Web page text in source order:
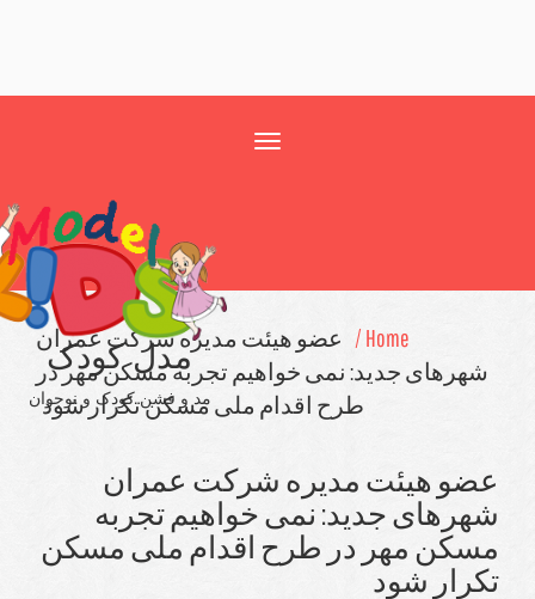
مدل کودک
مد و فشن کودک و نوجوان
عضو هیئت مدیره شركت عمران
جدید: نمی خواهیم تجربه مسكن مهر در
طرح اقدام ملی مسكن تكرار شود
هیئت مدیره شركت عمران
جدید: نمی خواهیم تجربه
مهر در طرح اقدام ملی مسكن
شود